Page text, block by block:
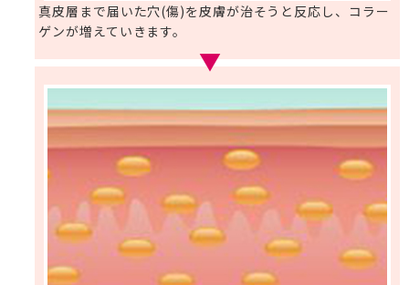
真皮層まで届いた穴(傷)を皮膚が治そうと反応し、コラー
ゲンが増えていきます。